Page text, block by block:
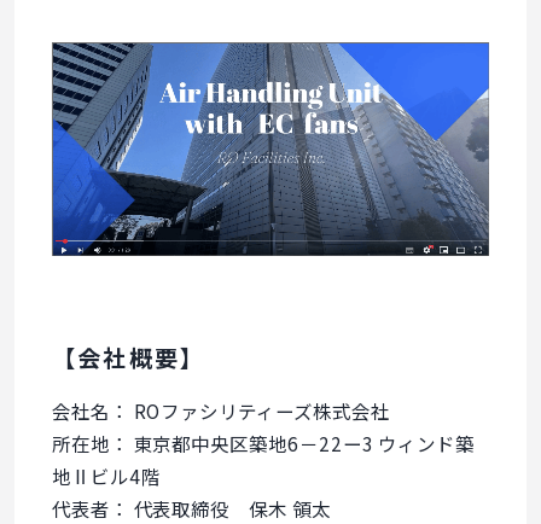
【会社概要】
会社名： ROファシリティーズ株式会社
所在地： 東京都中央区築地6－22ー3 ウィンド築
地Ⅱビル4階
代表者： 代表取締役 保木 領太